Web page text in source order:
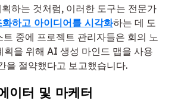
하는 것처럼, 이러한 도구는 전문가
하고 아이디어를 시각화하는 데 도
트 중에 프로젝트 관리자들은 회의 노
획을 위해 AI 생성 마인드 맵을 사용
을 절약했다고 보고했습니다.
이터 및 마케터